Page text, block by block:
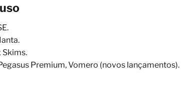
Skims.
Premium, Vomero (novos lançamentos).